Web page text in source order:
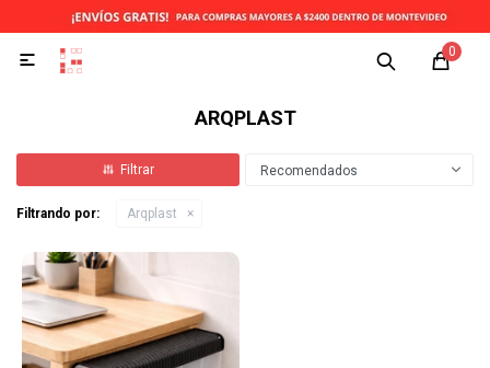
0

ARQPLAST
Recomendados
Filtrando por: Arqplast